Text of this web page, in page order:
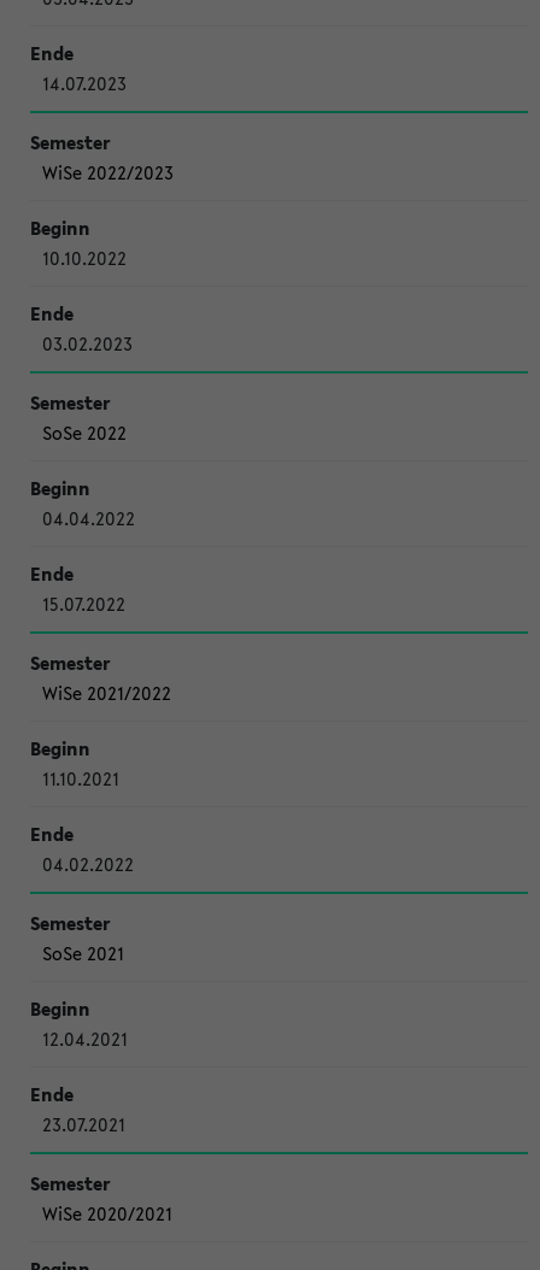
14.07.2023
WiSe 2022/2023
10.10.2022
03.02.2023
SoSe 2022
04.04.2022
15.07.2022
WiSe 2021/2022
11.10.2021
04.02.2022
SoSe 2021
12.04.2021
23.07.2021
WiSe 2020/2021